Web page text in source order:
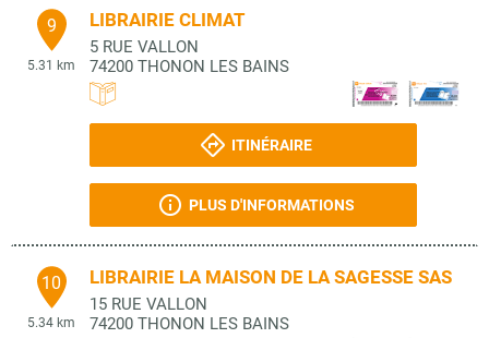
9
5.31 km
LIBRAIRIE CLIMAT
5 RUE VALLON
74200 THONON LES BAINS
ITINÉRAIRE
PLUS D'INFORMATIONS
10
5.34 km
LIBRAIRIE LA MAISON DE LA SAGESSE SAS
15 RUE VALLON
74200 THONON LES BAINS